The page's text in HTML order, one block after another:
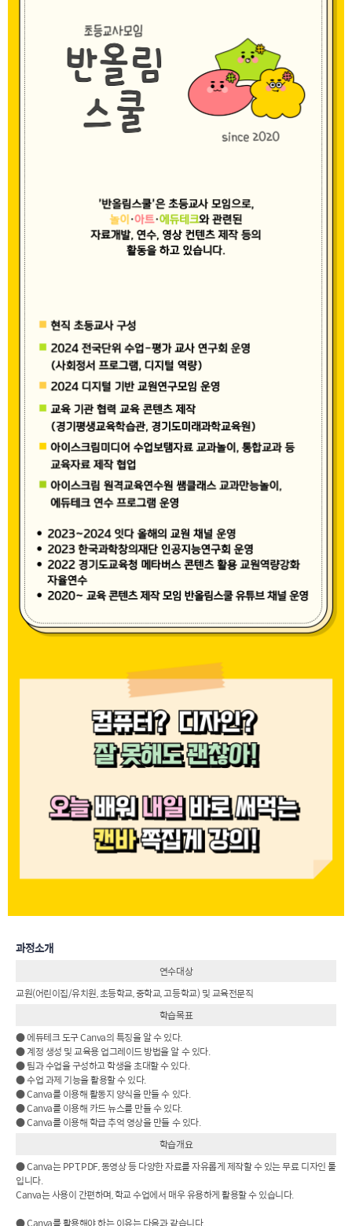
과정소개
연수대상
교원(어린이집/유치원, 초등학교, 중학교, 고등학교) 및 교육전문직
학습목표
● 에듀테크 도구 Canva의 특징을 알 수 있다.
● 계정 생성 및 교육용 업그레이드 방법을 알 수 있다.
● 팀과 수업을 구성하고 학생을 초대할 수 있다.
● 수업 과제 기능을 활용할 수 있다.
● Canva를 이용해 활동지 양식을 만들 수 있다.
● Canva를 이용해 카드 뉴스를 만들 수 있다.
● Canva를 이용해 학급 추억 영상을 만들 수 있다.
학습개요
● Canva는 PPT, PDF, 동영상 등 다양한 자료를 자유롭게 제작할 수 있는 무료 디자인 툴
입니다.
Canva는 사용이 간편하며, 학교 수업에서 매우 유용하게 활용할 수 있습니다.
● Canva를 활용해야 하는 이유는 다음과 같습니다.